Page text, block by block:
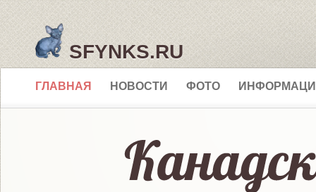
SFYNKS.RU
ГЛАВНАЯ НОВОСТИ ФОТО